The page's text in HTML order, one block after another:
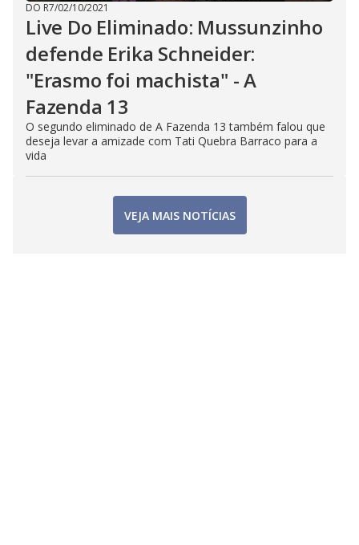
DO R7/02/10/2021
Live Do Eliminado: Mussunzinho
defende Erika Schneider:
"Erasmo foi machista" - A
Fazenda 13
O segundo eliminado de A Fazenda 13 também falou que
deseja levar a amizade com Tati Quebra Barraco para a
vida
VEJA MAIS NOTÍCIAS